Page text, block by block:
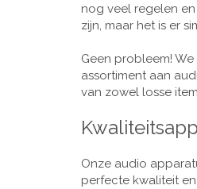
nog veel regelen
zijn, maar het is er
Geen probleem!
assortiment aan
van zowel losse
Onze audio
perfecte kwaliteit